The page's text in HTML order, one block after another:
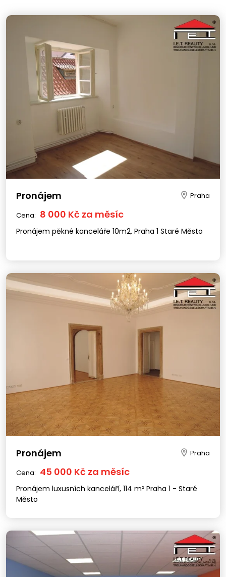
Pronájem Praha
Cena: 8 000 Kč za měsíc
Pronájem pěkné kanceláře 10m2, Praha 1 Staré Město
Pronájem Praha
Cena: 45 000 Kč za měsíc
Pronájem luxusních kanceláří, 114 m² Praha 1 - Staré
Město